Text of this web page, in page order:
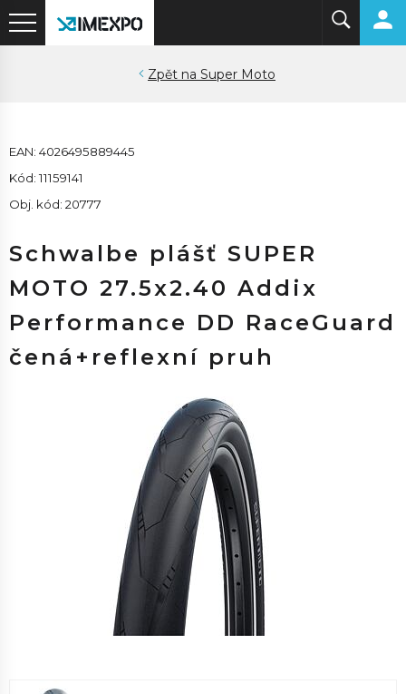
Super Moto
EAN: 4026495889445
Kód: 11159141
Obj. kód: 20777
Schwalbe plášť SUPER
MOTO 27.5x2.40 Addix
Performance DD RaceGuard
čená+reflexní pruh